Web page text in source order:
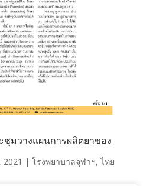
มวางแผนการผลิตยาของ
2021 | โรงพยาบาลจุฬาฯ,ไทย